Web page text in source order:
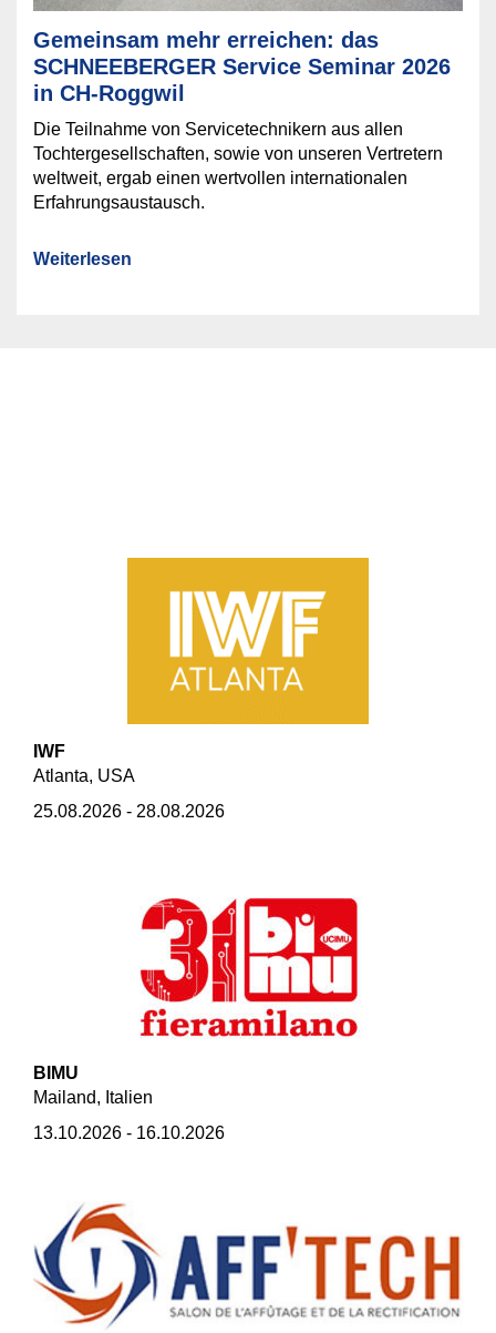
Gemeinsam mehr erreichen: das
SCHNEEBERGER Service Seminar 2026
in CH-Roggwil
Die Teilnahme von Servicetechnikern aus allen
Tochtergesellschaften, sowie von unseren Vertretern
weltweit, ergab einen wertvollen internationalen
Erfahrungsaustausch.
Weiterlesen
IWF
Atlanta, USA
25.08.2026 - 28.08.2026
BIMU
Mailand, Italien
13.10.2026 - 16.10.2026